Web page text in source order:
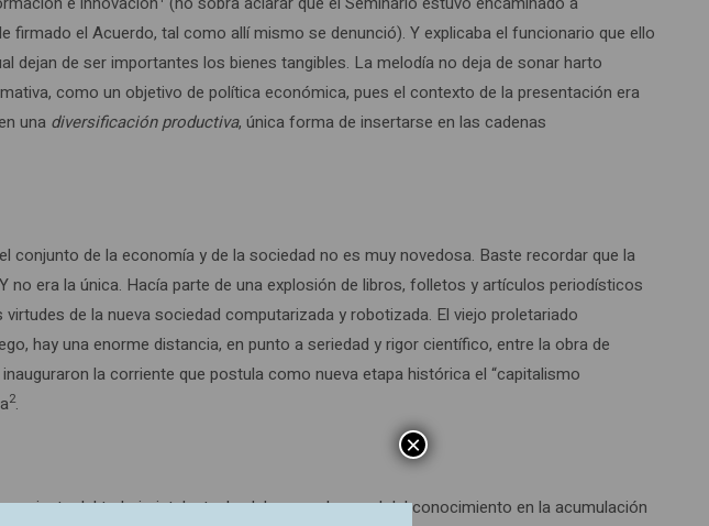
el Acuerdo, tal como allí mismo se denunció). Y explicaba el funcionario que ello
dejan de ser importantes los bienes tangibles. La melodía no deja de sonar harto
como un objetivo de política económica, pues el contexto de la presentación era
una diversificación productiva, única forma de insertarse en las cadenas
de la economía y de la sociedad no es muy novedosa. Baste recordar que la
no era la única. Hacía parte de una explosión de libros, folletos y artículos periodísticos
de la nueva sociedad computarizada y robotizada. El viejo proletariado
hay una enorme distancia, en punto a seriedad y rigor científico, entre la obra de
la corriente que postula como nueva etapa histórica el “capitalismo
2.
del trabajo intelectual y del renovado papel del conocimiento en la acumulación
×